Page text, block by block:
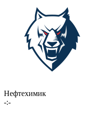
Нефтехимик
-:-